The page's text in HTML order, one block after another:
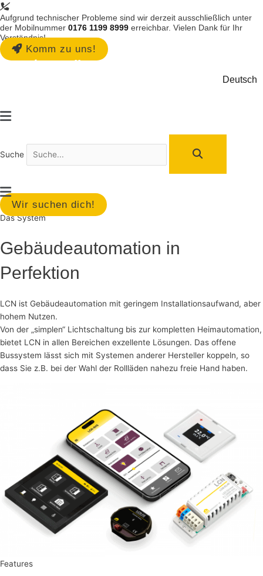
Zum
Inhalt
springen
Aufgrund technischer Probleme sind wir derzeit ausschließlich unter
der Mobilnummer 0176 1199 8999 erreichbar. Vielen Dank für Ihr
Verständnis!
Komm zu uns!
LCN/ Installateure
Deutsch
Main
Suche
Main
Menu
Wir suchen dich!
Das System
Gebäudeautomation in
Perfektion
LCN ist Gebäudeautomation mit geringem Installationsaufwand, aber
hohem Nutzen.
Von der „simplen“ Lichtschaltung bis zur kompletten Heimautomation,
bietet LCN in allen Bereichen exzellente Lösungen. Das offene
Bussystem lässt sich mit Systemen anderer Hersteller koppeln, so
dass Sie z.B. bei der Wahl der Rollläden nahezu freie Hand haben.
Features